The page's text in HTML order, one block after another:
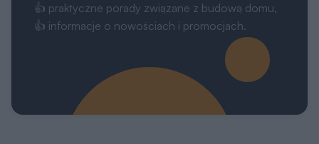
👍 praktyczne porady związane z budową domu,
👍 informacje o nowościach i promocjach.